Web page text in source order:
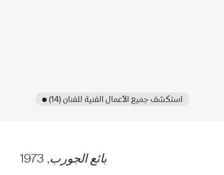
● استكشف جميع الأعمال الفنية للفنان (14)
بائع الجورب, 1973